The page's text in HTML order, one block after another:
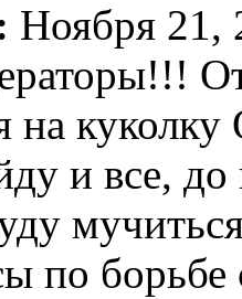
Ноября 21,
на
и все, до
по борьбе